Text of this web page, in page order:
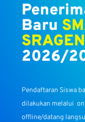
Baru
SRAGEN
2026/
Pendaftaran Siswa
dilakukan melalui
offline/datang